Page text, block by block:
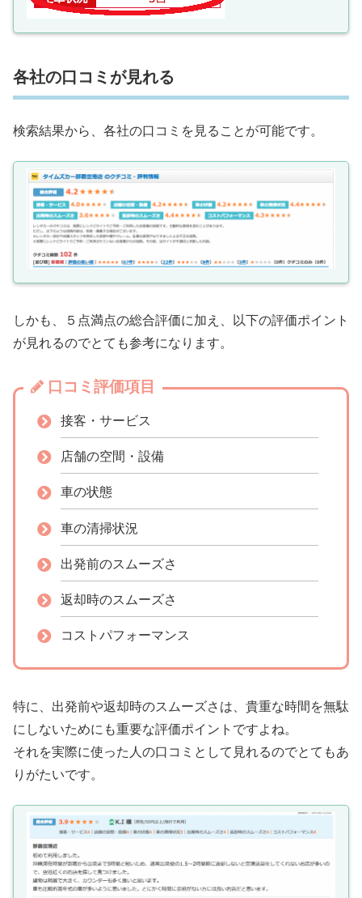
各社の口コミが見れる
検索結果から、各社の口コミを見ることが可能です。
しかも、５点満点の総合評価に加え、以下の評価ポイント
が見れるのでとても参考になります。
口コミ評価項目
接客・サービス
店舗の空間・設備
車の状態
車の清掃状況
出発前のスムーズさ
返却時のスムーズさ
コストパフォーマンス
特に、出発前や返却時のスムーズさは、貴重な時間を無駄
にしないためにも重要な評価ポイントですよね。
それを実際に使った人の口コミとして見れるのでとてもあ
りがたいです。